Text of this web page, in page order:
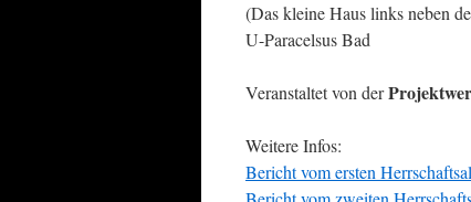
(Das kleine Haus links neben
U-Paracelsus Bad
Veranstaltet von der
Weitere Infos:
Bericht vom ersten